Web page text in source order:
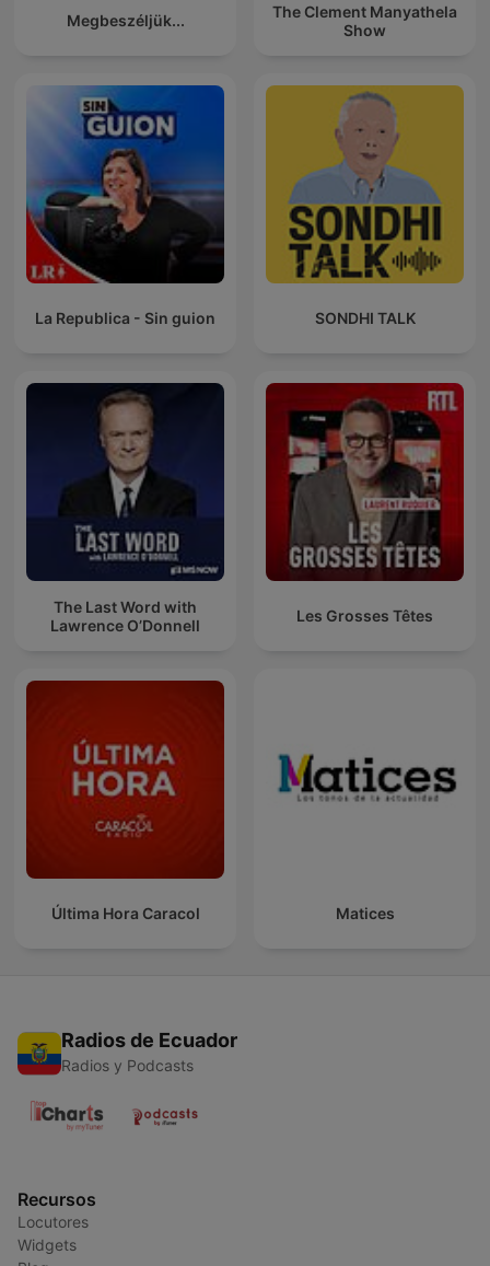
Megbeszéljük...
The Clement Manyathela
Show
La Republica - Sin guion SONDHI TALK
The Last Word with
Lawrence O’Donnell
Les Grosses Têtes
Última Hora Caracol Matices
Radios de Ecuador
Radios y Podcasts
Recursos
Locutores
Widgets